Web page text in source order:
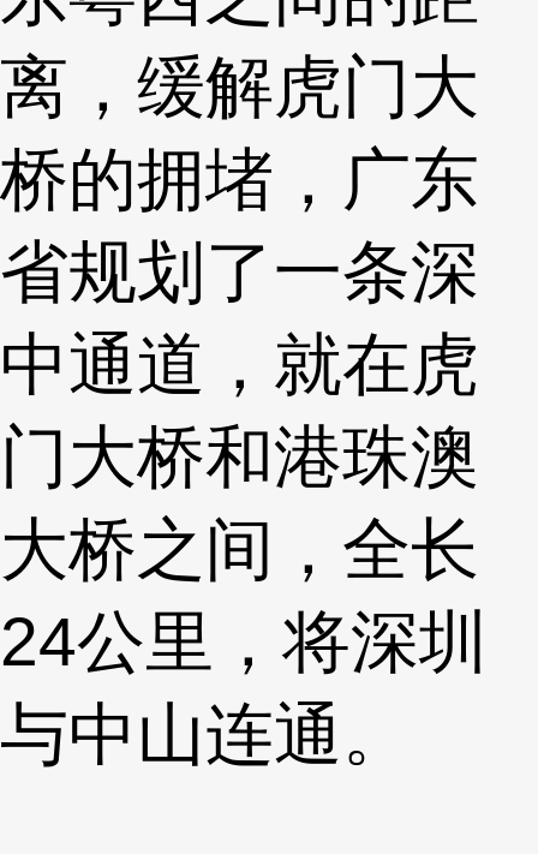
离，缓解虎门大
桥的拥堵，广东
省规划了一条深
中通道，就在虎
门大桥和港珠澳
大桥之间，全长
24公里，将深圳
与中山连通。